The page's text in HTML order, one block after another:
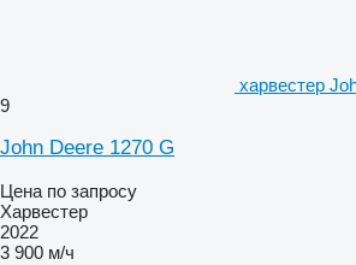
харвестер
9
John Deere 1270 G
Цена по запросу
Харвестер
2022
3 900 м/ч